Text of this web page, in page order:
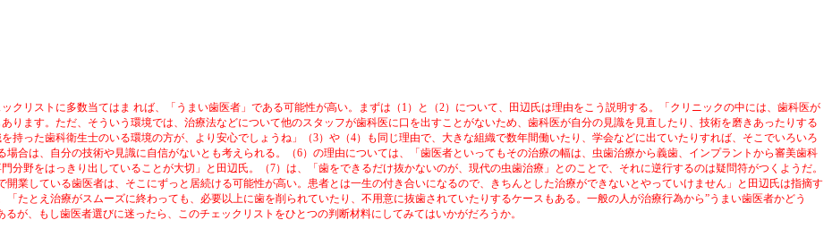
クリストに多数当てはま れば、「うまい歯医者」である可能性が高い。まずは（ 1）と（2）について、田辺氏は理由をこう説明する。「クリニックの中には、歯科医が
ります。ただ、そういう環境では、治療法などについて他のスタッフが歯科医に口を出すことがないため、歯科医が自分の見識を見直したり、技術を磨きあったりする
持った歯科衛生士のいる環境の方が、より安心でしょうね」（3）や（4）も同じ理由で、大きな組織で数年間働いたり、学会などに出ていたりすれば、そこでいろいろ
場合は、自分の技術や見識に自信がないとも考えられる。（6）の理由については、「歯医者といってもその治療の幅は、虫歯治療から義歯、インプラントから審美歯科
分野をはっきり出していることが大切」と田辺氏。（7）は、「歯をできるだけ抜かないのが、現代の虫歯治療」とのことで、それに逆行するのは疑問符がつくようだ。
開業している歯医者は、そこにずっと居続ける可能性が高い。患者とは一生の付き合いになるので、きちんとした治療ができないとやっていけません」と田辺氏は指摘す
「たとえ治療がスムーズに終わっても、必要以上に歯を削られていたり、不用意に抜歯されていたりするケースもある。一般の人が治療行為から”うまい歯医者かどう
が、もし歯医者選びに迷ったら、このチェックリストをひとつの判断材料にしてみてはいかがだろうか。